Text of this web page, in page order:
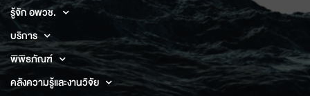
รู้จัก อพวช.
บริการ
พิพิธภัณฑ์
คลังความรู้และงานวิจัย